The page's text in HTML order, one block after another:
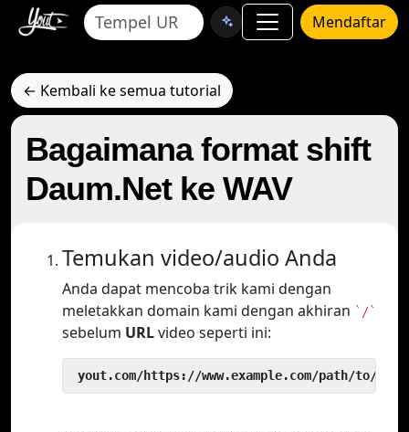
Mendaftar
← Kembali ke semua tutorial
Bagaimana format shift
Daum.Net ke WAV
Temukan video/audio Anda
Anda dapat mencoba trik kami dengan
meletakkan domain kami dengan akhiran `/`
sebelum URLvideo seperti ini:
yout.com/https://www.example.com/path/to/